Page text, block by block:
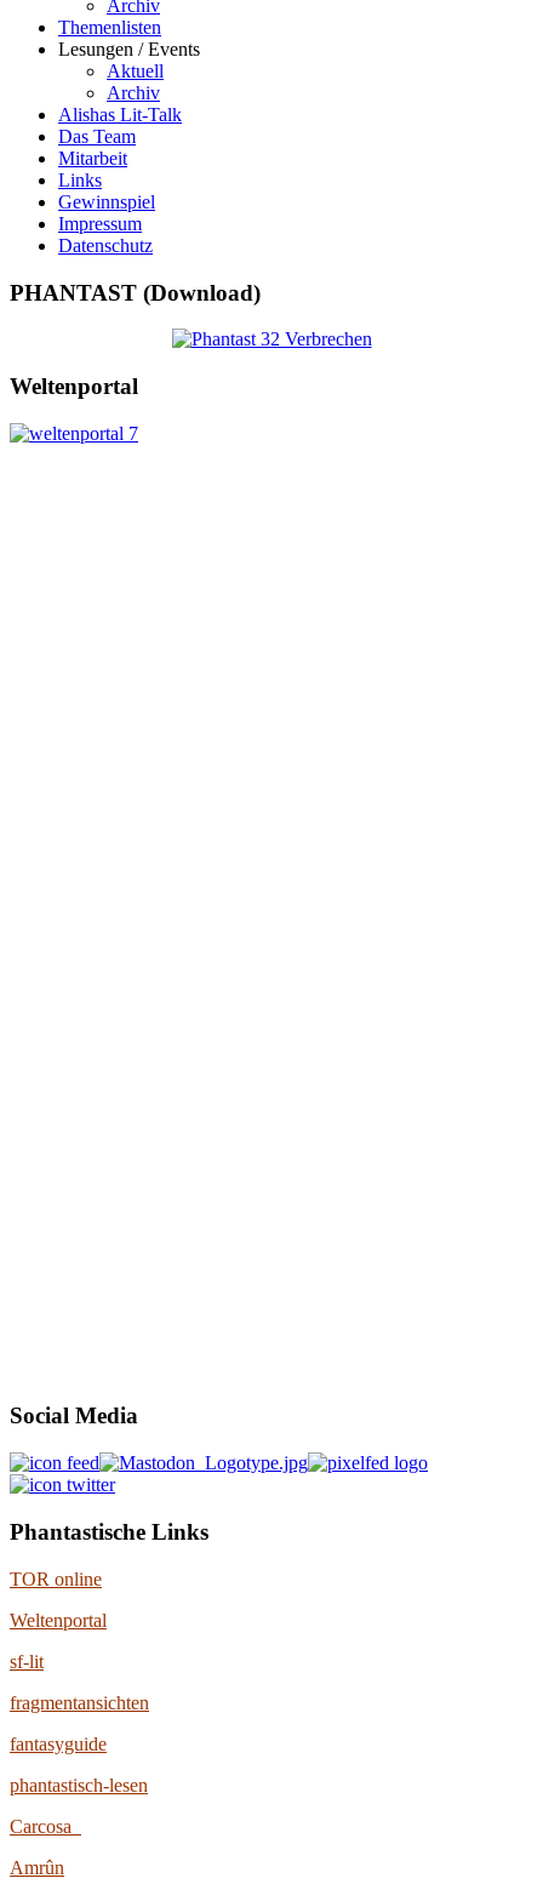
Archiv
Themenlisten
Lesungen / Events
Aktuell
Archiv
Alishas Lit-Talk
Das Team
Mitarbeit
Links
Gewinnspiel
Impressum
Datenschutz
PHANTAST (Download)
Weltenportal
Social Media
Phantastische Links
TOR online
Weltenportal
sf-lit
fragmentansichten
fantasyguide
phantastisch-lesen
Carcosa
Amrûn